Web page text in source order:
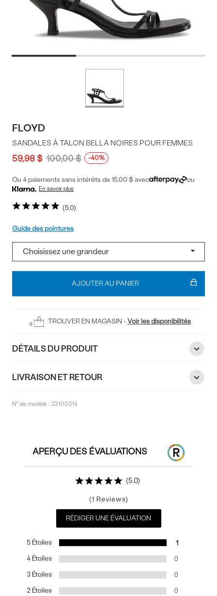
FLOYD
5.0
SANDALES À TALON BELLA NOIRES POUR FEMMES
59,98 $ 100,00 $ -40%
Ou 4 paiements sans intérêts de 15,00 $ avec ou
En savoir plus
Pointure
Guide des pointures
Ajouter
panier
AJOUTER AU PANIER
TROUVER EN MAGASIN -Voir les disponibilités
DÉTAILS DU PRODUIT
LIVRAISON ET RETOUR
N° de modèle :32100314
APERÇU DES ÉVALUATIONS
5.0
1
RÉDIGER UNE ÉVALUATION
5 Étoiles 1
4 Étoiles 0
3 Étoiles 0
2 Étoiles 0